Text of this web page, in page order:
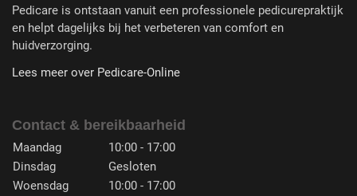
Pedicare is ontstaan vanuit een professionele pedicurepraktijk
en helpt dagelijks bij het verbeteren van comfort en
huidverzorging.
Lees meer over Pedicare-Online
Contact & bereikbaarheid
Maandag
10:00 - 17:00
Dinsdag
Gesloten
Woensdag
10:00 - 17:00